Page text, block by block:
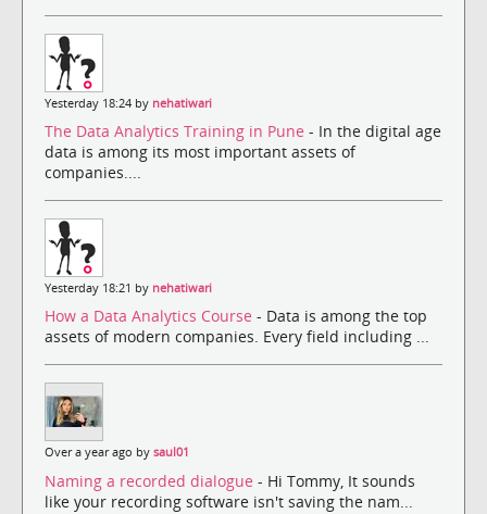
Yesterday 18:24 by nehatiwari
The Data Analytics Training in Pune - In the digital age
data is among its most important assets of
companies....
Yesterday 18:21 by nehatiwari
How a Data Analytics Course - Data is among the top
assets of modern companies. Every field including ...
Over a year ago by saul01
Naming a recorded dialogue - Hi Tommy, It sounds
like your recording software isn't saving the nam...